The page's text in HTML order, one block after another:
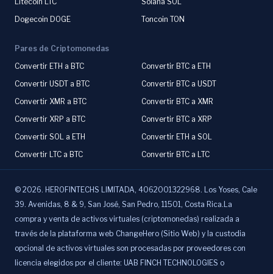
Dogecoin DOGE
Toncoin TON
Pares de Criptomonedas
Convertir ETH a BTC
Convertir BTC a ETH
Convertir USDT a BTC
Convertir BTC a USDT
Convertir XMR a BTC
Convertir BTC a XMR
Convertir XRP a BTC
Convertir BTC a XRP
Convertir SOL a ETH
Convertir ETH a SOL
Convertir LTC a BTC
Convertir BTC a LTC
© 2026. HEROFINTECHS LIMITADA, 4062001322968. Los Yoses, Cale
39. Avenidas, 8 & 9, San José, San Pedro, 11501, Costa Rica.La
compra y venta de activos virtuales (criptomonedas) realizada a
través de la plataforma web ChangeHero (Sitio Web) y la custodia
opcional de activos virtuales son procesadas por proveedores con
licencia elegidos por el cliente: UAB FINCH TECHNOLOGIES o